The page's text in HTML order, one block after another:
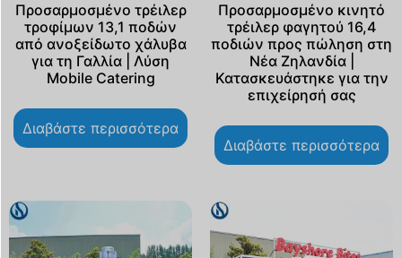
Προσαρμοσμένο τρέιλερ
τροφίμων 13,1 ποδών
από ανοξείδωτο χάλυβα
για τη Γαλλία | Λύση
Mobile Catering
Διαβάστε περισσότερα
Προσαρμοσμένο κινητό
τρέιλερ φαγητού 16,4
ποδιών προς πώληση στη
Νέα Ζηλανδία |
Κατασκευάστηκε για την
επιχείρησή σας
Διαβάστε περισσότερα